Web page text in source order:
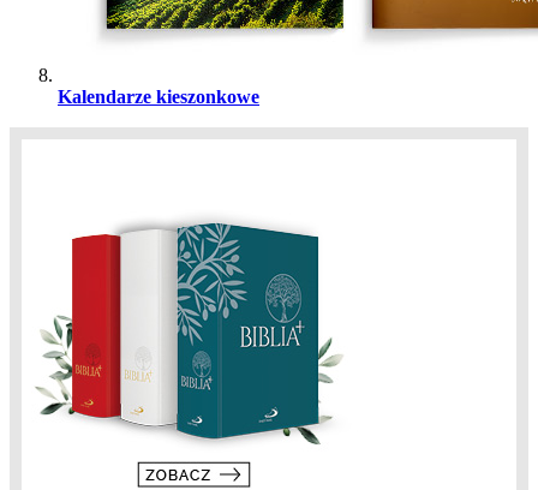
Kalendarze kieszonkowe